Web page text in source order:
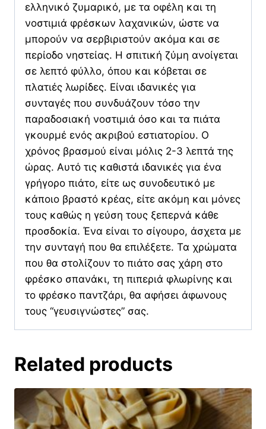
ελληνικό ζυμαρικό, με τα οφέλη και τη
νοστιμιά φρέσκων λαχανικών, ώστε να
μπορούν να σερβιριστούν ακόμα και σε
περίοδο νηστείας. Η σπιτική ζύμη ανοίγεται
σε λεπτό φύλλο, όπου και κόβεται σε
πλατιές λωρίδες. Είναι ιδανικές για
συνταγές που συνδυάζουν τόσο την
παραδοσιακή νοστιμιά όσο και τα πιάτα
γκουρμέ ενός ακριβού εστιατορίου. Ο
χρόνος βρασμού είναι μόλις 2-3 λεπτά της
ώρας. Αυτό τις καθιστά ιδανικές για ένα
γρήγορο πιάτο, είτε ως συνοδευτικό με
κάποιο βραστό κρέας, είτε ακόμη και μόνες
τους καθώς η γεύση τους ξεπερνά κάθε
προσδοκία. Ένα είναι το σίγουρο, άσχετα με
την συνταγή που θα επιλέξετε. Τα χρώματα
που θα στολίζουν το πιάτο σας χάρη στο
φρέσκο σπανάκι, τη πιπεριά φλωρίνης και
το φρέσκο παντζάρι, θα αφήσει άφωνους
τους “γευσιγνώστες” σας.
Related products